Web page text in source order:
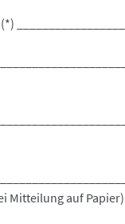
__________________
Mitteilung auf Papier)